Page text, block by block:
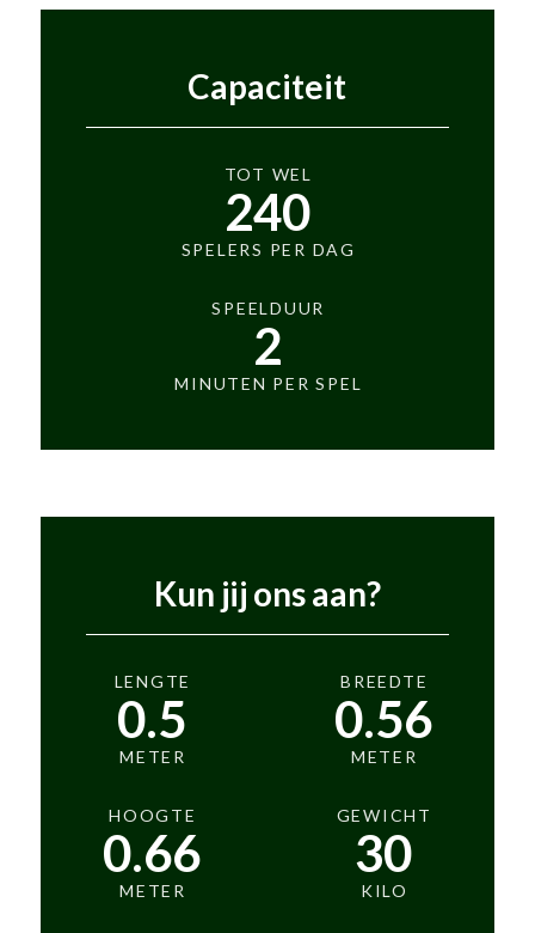
Capaciteit
TOT WEL
240
SPELERS PER DAG
SPEELDUUR
2
MINUTEN PER SPEL
Kun jij ons aan?
LENGTE
0.5
METER
BREEDTE
0.56
METER
HOOGTE
0.66
METER
GEWICHT
30
KILO